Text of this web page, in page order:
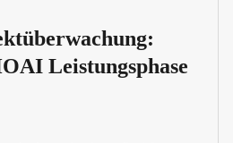
Leistungsphase